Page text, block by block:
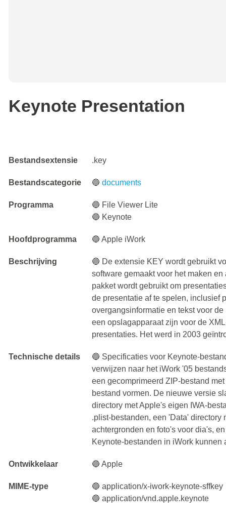
Keynote Presentation
Bestandsextensie .key
Bestandscategorie 🔵documents
Programma
🔵 File Viewer Lite
🔵 Keynote
Hoofdprogramma 🔵 Apple iWork
Beschrijving
🔵 De extensie KEY wordt gebruikt
software gemaakt voor het maken
pakket wordt gebruikt om
de presentatie af te spelen, inclusief
overgangsinformatie en tekst voor
een opslagapparaat zijn voor de
presentaties. Het werd in 2003
Technische details
🔵 Specificaties voor Keynote-
verwijzen naar het iWork '05
een gecomprimeerd ZIP-bestand
bestand vormen. De nieuwe versie
directory met Apple's eigen IWA-
.plist-bestanden, een 'Data'
achtergronden en foto's voor dia's,
Keynote-bestanden in iWork
Ontwikkelaar 🔵 Apple
MIME-type
🔵 application/x-iwork-keynote-sffkey
🔵 application/vnd.apple.keynote